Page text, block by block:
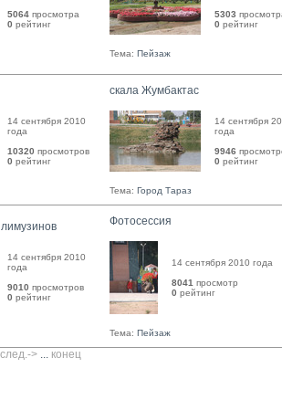
5064 просмотра
0 рейтинг
5303
0 рейтинг
Тема: Пейзаж
14 сентября 2010
года
10320 просмотров
0 рейтинг
скала Жумбактас
14 сентября
года
9946
0 рейтинг
Тема: Город Тараз
14 сентября 2010
года
9010 просмотров
0 рейтинг
Фотосессия
14 сентября 2010 года
8041 просмотр
0 рейтинг
Тема: Пейзаж
след.-> ... конец